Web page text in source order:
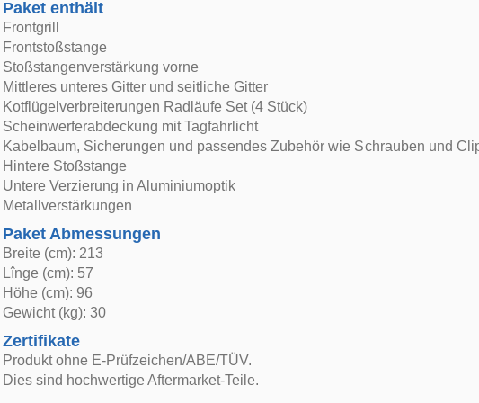
Paket enthält
Frontgrill
Frontstoßstange
Stoßstangenverstärkung vorne
Mittleres unteres Gitter und seitliche Gitter
Kotflügelverbreiterungen Radläufe Set (4 Stück)
Scheinwerferabdeckung mit Tagfahrlicht
Kabelbaum, Sicherungen und passendes Zubehör wie Schrauben und
Hintere Stoßstange
Untere Verzierung in Aluminiumoptik
Metallverstärkungen
Paket Abmessungen
Breite (cm): 213
Lînge (cm): 57
Höhe (cm): 96
Gewicht (kg): 30
Zertifikate
Produkt ohne E-Prüfzeichen/ABE/TÜV.
Dies sind hochwertige Aftermarket-Teile.